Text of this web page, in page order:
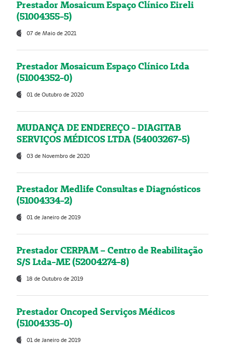
Prestador Mosaicum Espaço Clínico Eireli
(51004355-5)
07 de Maio de 2021
Prestador Mosaicum Espaço Clínico Ltda
(51004352-0)
01 de Outubro de 2020
MUDANÇA DE ENDEREÇO - DIAGITAB
SERVIÇOS MÉDICOS LTDA (54003267-5)
03 de Novembro de 2020
Prestador Medlife Consultas e Diagnósticos
(51004334-2)
01 de Janeiro de 2019
Prestador CERPAM – Centro de Reabilitação
S/S Ltda-ME (52004274-8)
18 de Outubro de 2019
Prestador Oncoped Serviços Médicos
(51004335-0)
01 de Janeiro de 2019